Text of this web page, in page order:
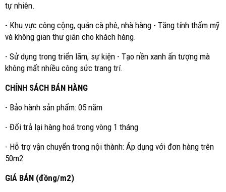
tự nhiên.
- Khu vực công cộng, quán cà phê, nhà hàng - Tăng tính thẩm mỹ
và không gian thư giãn cho khách hàng.
- Sử dụng trong triển lãm, sự kiện - Tạo nền xanh ấn tượng mà
không mất nhiều công sức trang trí.
CHÍNH SÁCH BÁN HÀNG
- Bảo hành sản phẩm: 05 năm
- Đổi trả lại hàng hoá trong vòng 1 tháng
- Hỗ trợ vận chuyển trong nội thành: Áp dụng với đơn hàng trên
50m2
GIÁ BÁN (đồng/m2)